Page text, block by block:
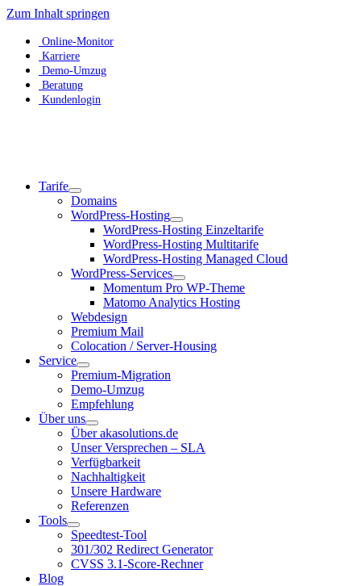
Zum Inhalt springen
Online-Monitor
Karriere
Demo-Umzug
Beratung
Kundenlogin
Tarife
Domains
WordPress-Hosting
WordPress-Hosting Einzeltarife
WordPress-Hosting Multitarife
WordPress-Hosting Managed Cloud
WordPress-Services
Momentum Pro WP-Theme
Matomo Analytics Hosting
Webdesign
Premium Mail
Colocation / Server-Housing
Service
Premium-Migration
Demo-Umzug
Empfehlung
Über uns
Über akasolutions.de
Unser Versprechen – SLA
Verfügbarkeit
Nachhaltigkeit
Unsere Hardware
Referenzen
Tools
Speedtest-Tool
301/302 Redirect Generator
CVSS 3.1-Score-Rechner
Blog